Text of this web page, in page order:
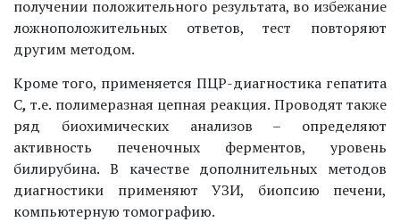
получении положительного результата, во избежание
ложноположительных ответов, тест повторяют
другим методом.
Кроме того, применяется ПЦР-диагностика гепатита
С, т.е. полимеразная цепная реакция. Проводят также
ряд биохимических анализов – определяют
активность печеночных ферментов, уровень
билирубина. В качестве дополнительных методов
диагностики применяют УЗИ, биопсию печени,
компьютерную томографию.